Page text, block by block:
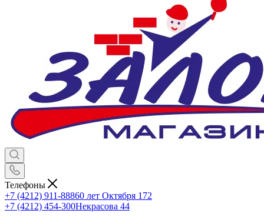
Телефоны
+7 (4212) 911-88860 лет Октября 172
+7 (4212) 454-300Некрасова 44